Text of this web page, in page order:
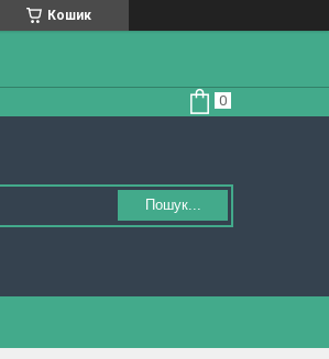
Кошик
Пошук...